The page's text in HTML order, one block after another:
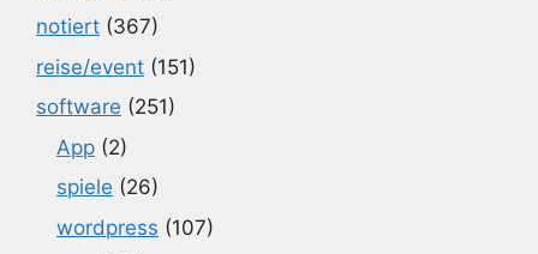
notiert (367)
reise/event (151)
software (251)
App (2)
spiele (26)
wordpress (107)